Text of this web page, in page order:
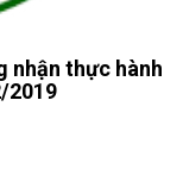
nhận thực hành
2019